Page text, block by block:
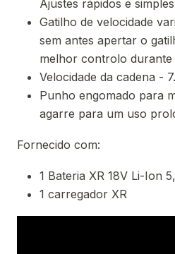
Ajustes rápidos e
Gatilho de velocidade
sem antes apertar o
melhor controlo
Velocidade da cadena -
Punho engomado para
agarre para um uso
Fornecido com:
1 Bateria XR 18V Li-Ion
1 carregador XR